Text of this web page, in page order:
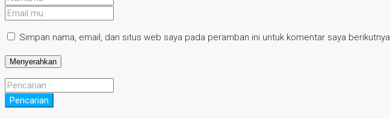
Simpan nama, email, dan situs web saya pada peramban ini untuk komentar saya berikutnya.
Pencarian